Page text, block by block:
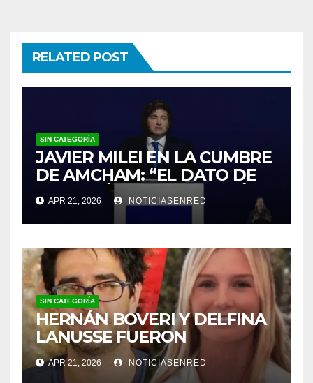
RELATED POST
SIN CATEGORÍA
JAVIER MILEI EN LA CUMBRE
DE AMCHAM: “EL DATO DE
INFLACIÓN NO ME GUSTÓ”
APR 21, 2026 NOTICIASENRED
SIN CATEGORÍA
HERNÁN BOVERI Y DELFINA
LANUSSE FUERON
INHABILITADOS PARA
EJERCER COMO MÉDICOS
APR 21, 2026 NOTICIASENRED